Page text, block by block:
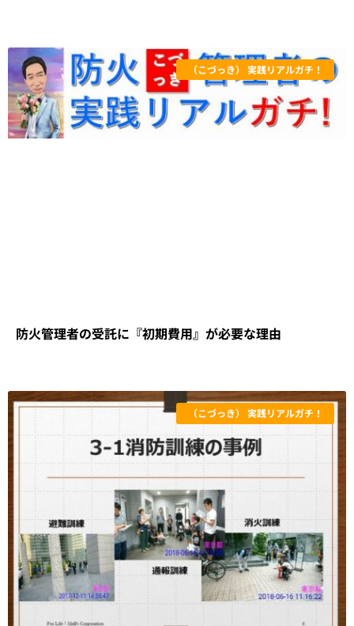
（こづっき） 実践リアルガチ！
防火管理者の受託に『初期費用』が必要な理由
（こづっき） 実践リアルガチ！